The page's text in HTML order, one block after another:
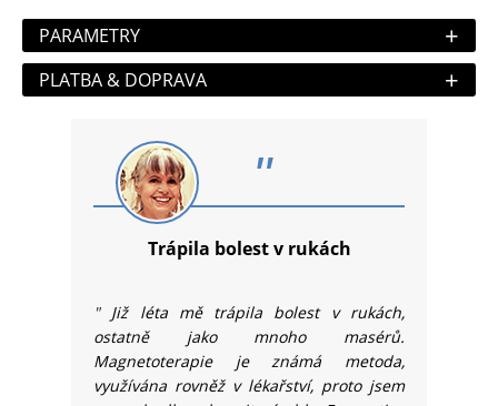
PARAMETRY +
PLATBA & DOPRAVA +
"
Trápila bolest v rukách
" Již léta mě trápila bolest v rukách,
ostatně jako mnoho masérů.
Magnetoterapie je známá metoda,
využívána rovněž v lékařství, proto jsem